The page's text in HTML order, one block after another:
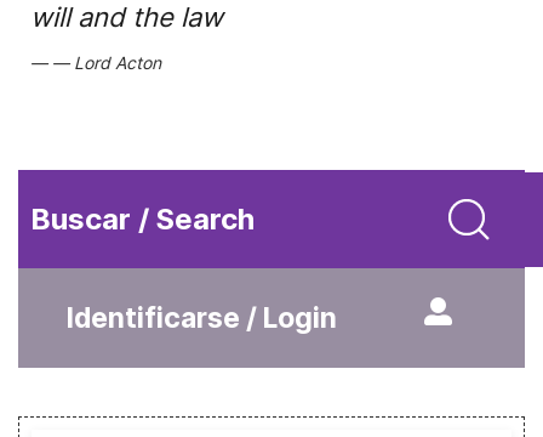
will and the law
Lord Acton
Buscar / Search
Identificarse / Login